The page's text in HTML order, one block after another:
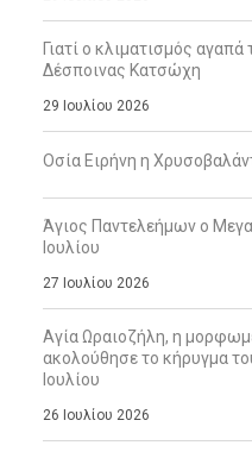
Γιατί ο κλιματισμός
Δέσποινας Κατσώχη
29 Ιουλίου 2026
Οσία Ειρήνη η
Άγιος Παντελεήμων ο
Ιουλίου
27 Ιουλίου 2026
Αγία Ωραιοζήλη, η
ακολούθησε το κήρυγμα
Ιουλίου
26 Ιουλίου 2026